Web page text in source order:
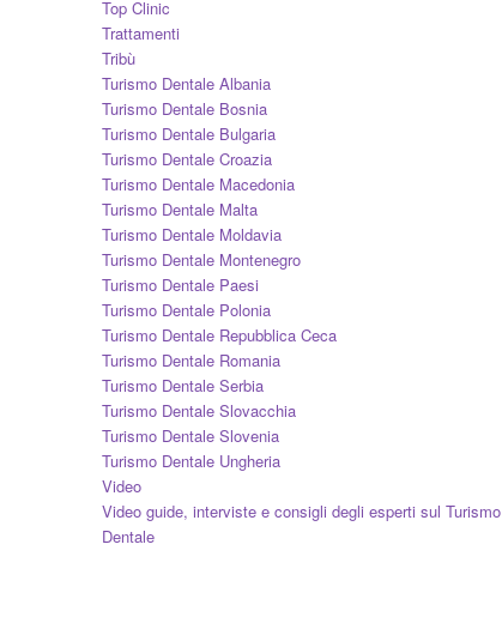
Top Clinic
Trattamenti
Tribù
Turismo Dentale Albania
Turismo Dentale Bosnia
Turismo Dentale Bulgaria
Turismo Dentale Croazia
Turismo Dentale Macedonia
Turismo Dentale Malta
Turismo Dentale Moldavia
Turismo Dentale Montenegro
Turismo Dentale Paesi
Turismo Dentale Polonia
Turismo Dentale Repubblica Ceca
Turismo Dentale Romania
Turismo Dentale Serbia
Turismo Dentale Slovacchia
Turismo Dentale Slovenia
Turismo Dentale Ungheria
Video
Video guide, interviste e consigli degli esperti sul Turismo
Dentale